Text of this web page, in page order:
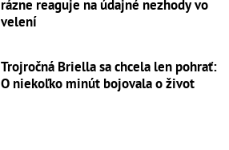
rázne reaguje na údajné nezhody vo
velení
Trojročná Briella sa chcela len pohrať:
O niekoľko minút bojovala o život